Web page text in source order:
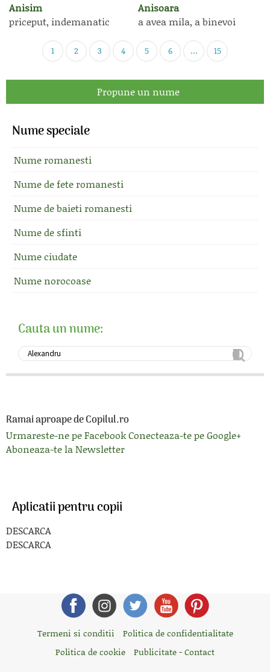
Anisim
priceput, indemanatic
Anisoara
a avea mila, a binevoi
1 2 3 4 5 6 ... 15
Propune un nume
Nume speciale
Nume romanesti
Nume de fete romanesti
Nume de baieti romanesti
Nume de sfinti
Nume ciudate
Nume norocoase
Cauta un nume:
Ramai aproape de Copilul.ro
Urmareste-ne pe FacebookConecteaza-te pe Google+
Aboneaza-te la Newsletter
Aplicatii pentru copii
DESCARCA
DESCARCA
Termeni si conditii
Politica de confidentialitate
Politica de cookie
Publicitate - Contact